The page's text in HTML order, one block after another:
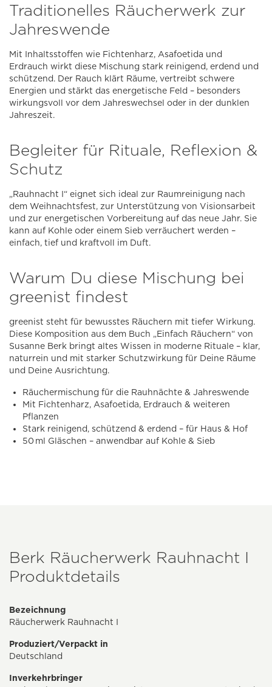
Traditionelles Räucherwerk zur
Jahreswende
Mit Inhaltsstoffen wie Fichtenharz, Asafoetida und
Erdrauch wirkt diese Mischung stark reinigend, erdend und
schützend. Der Rauch klärt Räume, vertreibt schwere
Energien und stärkt das energetische Feld – besonders
wirkungsvoll vor dem Jahreswechsel oder in der dunklen
Jahreszeit.
Begleiter für Rituale, Reflexion &
Schutz
„Rauhnacht I“ eignet sich ideal zur Raumreinigung nach
dem Weihnachtsfest, zur Unterstützung von Visionsarbeit
und zur energetischen Vorbereitung auf das neue Jahr. Sie
kann auf Kohle oder einem Sieb verräuchert werden –
einfach, tief und kraftvoll im Duft.
Warum Du diese Mischung bei
greenist findest
greenist steht für bewusstes Räuchern mit tiefer Wirkung.
Diese Komposition aus dem Buch „Einfach Räuchern“ von
Susanne Berk bringt altes Wissen in moderne Rituale – klar,
naturrein und mit starker Schutzwirkung für Deine Räume
und Deine Ausrichtung.
Räuchermischung für die Rauhnächte & Jahreswende
Mit Fichtenharz, Asafoetida, Erdrauch & weiteren
Pflanzen
Stark reinigend, schützend & erdend – für Haus & Hof
50 ml Gläschen – anwendbar auf Kohle & Sieb
Berk Räucherwerk Rauhnacht I
Produktdetails
Bezeichnung
Räucherwerk Rauhnacht I
Produziert/Verpackt in
Deutschland
Inverkehrbringer